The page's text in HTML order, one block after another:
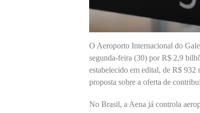
O Aeroporto Internacional do
segunda-feira (30) por R$ 2,9
estabelecido em edital, de R$ 932
proposta sobre a oferta de
No Brasil, a Aena já controla